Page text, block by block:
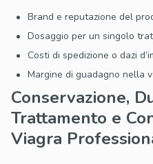
Brand e reputazione del
Dosaggio per un singolo
Costi di spedizione o dazi
Margine di guadagno nella
Conservazione,
Trattamento e
Viagra